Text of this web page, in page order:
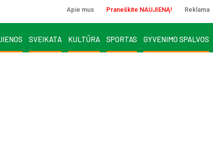
Apie mus Praneškite NAUJIENĄ! Reklama
SVEIKATA KULTŪRA SPORTAS GYVENIMO SPALVOS